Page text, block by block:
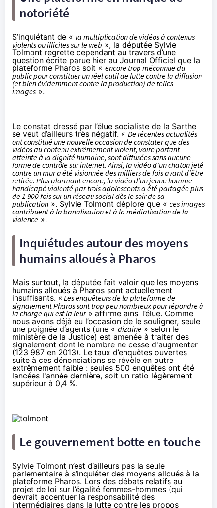
notoriété
S’inquiétant de « la multiplication de vidéos à contenus
violents ou illicites sur le web », la députée Sylvie
Tolmont regrette cependant au travers d’une
question écrite parue hier au Journal Officiel que la
plateforme Pharos soit « encore trop méconnue du
public pour constituer un réel outil de lutte contre la diffusion
(et bien évidemment contre la production) de telles
images ».
Le constat dressé par l’élue socialiste de la Sarthe
se veut d’ailleurs très négatif. « De récentes actualités
ont constitué une nouvelle occasion de constater que des
vidéos au contenu extrêmement violent, voire portant
atteinte à la dignité humaine, sont diffusées sans aucune
forme de contrôle sur internet. Ainsi, la vidéo d'un chaton jeté
contre un mur a été visionnée des milliers de fois avant d'être
retirée. Plus alarmant encore, la vidéo d'un jeune homme
handicapé violenté par trois adolescents a été partagée plus
de 1 900 fois sur un réseau social dès le soir de sa
publication ». Sylvie Tolmont déplore que « ces images
contribuent à la banalisation et à la médiatisation de la
violence ».
Inquiétudes autour des moyens
humains alloués à Pharos
Mais surtout, la députée fait valoir que les moyens
humains alloués à Pharos sont actuellement
insuffisants. « Les enquêteurs de la plateforme de
signalement Pharos sont trop peu nombreux pour répondre à
la charge qui est la leur» affirme ainsi l’élue. Comme
nous avons déjà eu l’occasion de le souligner, seule
une poignée d’agents (une « dizaine » selon le
ministère de la Justice) est amenée à traiter des
signalement dont le nombre ne cesse d'augmenter
(123 987 en 2013). Le taux d’enquêtes ouvertes
suite à ces dénonciations se révèle en outre
extrêmement faible : seules 500 enquêtes ont été
lancées l'année dernière, soit un ratio légèrement
supérieur à 0,4 %.
Le gouvernement botte en touche
Sylvie Tolmont n’est d’ailleurs pas la seule
parlementaire à s’inquiéter des moyens alloués à la
plateforme Pharos. Lors des débats relatifs au
projet de loi sur l’égalité femmes-hommes (qui
devrait accentuer la responsabilité des
intermédiaires dans la lutte contre les propos